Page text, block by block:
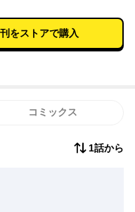
ライフ！
をストアで購入
コミックス
1話から